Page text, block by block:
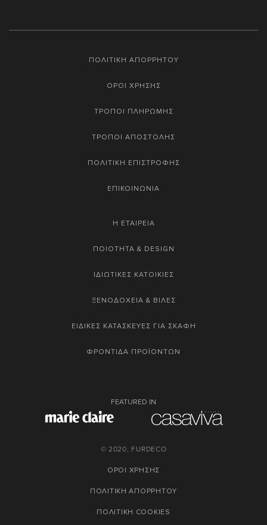
ΠΟΛΙΤΙΚΗ ΑΠΟΡΡΗΤΟΥ
ΟΡΟΙ ΧΡΗΣΗΣ
ΤΡΟΠΟΙ ΠΛΗΡΩΜΗΣ
ΤΡΟΠΟΙ ΑΠΟΣΤΟΛΗΣ
ΠΟΛΙΤΙΚΗ ΕΠΙΣΤΡΟΦΗΣ
ΕΠΙΚΟΙΝΩΝΙΑ
Η ΕΤΑΙΡΕΙΑ
ΠΟΙΟΤΗΤΑ & DESIGN
ΙΔΙΩΤΙΚΕΣ ΚΑΤΟΙΚΙΕΣ
ΞΕΝΟΔΟΧΕΙΑ & ΒΙΛΕΣ
ΕΙΔΙΚΕΣ ΚΑΤΑΣΚΕΥΕΣ ΓΙΑ ΣΚΑΦΗ
ΦΡΟΝΤΙΔΑ ΠΡΟΪΟΝΤΩΝ
FEATURED IN
© 2020, FURDECO
ΟΡΟΙ ΧΡΗΣΗΣ
ΠΟΛΙΤΙΚΗ ΑΠΟΡΡΗΤΟΥ
ΠΟΛΙΤΙΚΗ COOKIES